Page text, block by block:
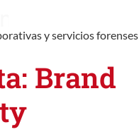
y servicios forenses
Brand